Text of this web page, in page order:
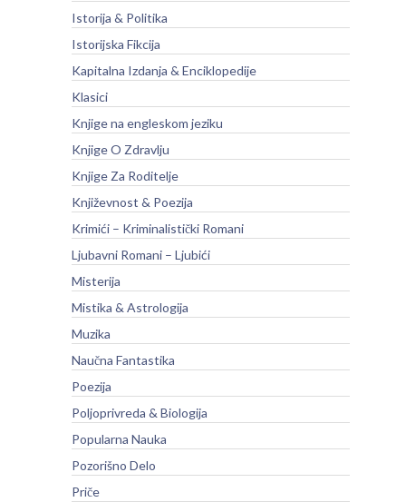
Istorija & Politika
Istorijska Fikcija
Kapitalna Izdanja & Enciklopedije
Klasici
Knjige na engleskom jeziku
Knjige O Zdravlju
Knjige Za Roditelje
Književnost & Poezija
Krimići – Kriminalistički Romani
Ljubavni Romani – Ljubići
Misterija
Mistika & Astrologija
Muzika
Naučna Fantastika
Poezija
Poljoprivreda & Biologija
Popularna Nauka
Pozorišno Delo
Priče